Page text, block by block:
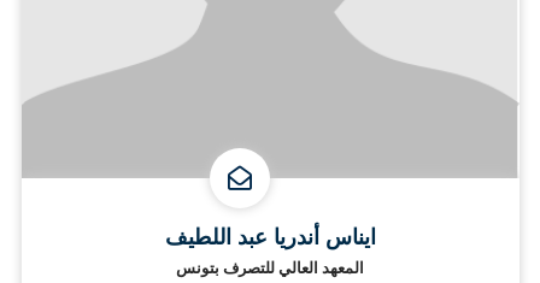
ايناس أندريا عبد اللطيف
المعهد العالي للتصرف بتونس